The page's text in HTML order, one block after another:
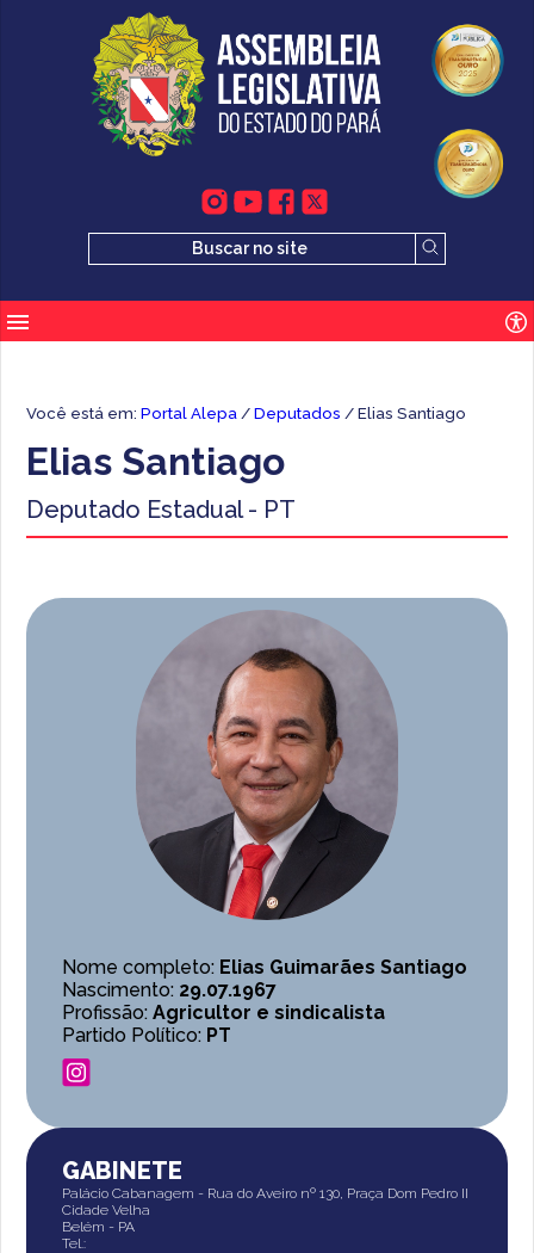
Você está em:Portal Alepa /Deputados / Elias Santiago
Elias Santiago
Deputado Estadual - PT
Nome completo: Elias Guimarães Santiago
Nascimento: 29.07.1967
Profissão:Agricultor e sindicalista
Partido Político: PT
GABINETE
Palácio Cabanagem - Rua do Aveiro nº 130, Praça Dom Pedro II
Cidade Velha
Belém - PA
Tel.: